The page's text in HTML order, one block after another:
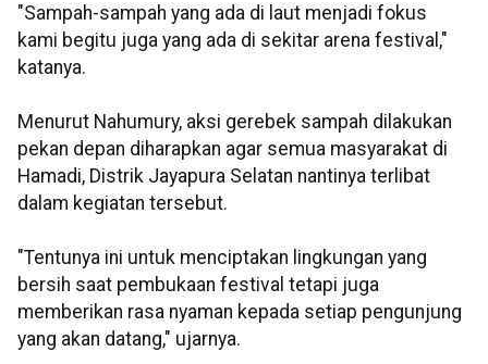
"Sampah-sampah yang ada di laut menjadi fokus
kami begitu juga yang ada di sekitar arena festival,"
katanya.
Menurut Nahumury, aksi gerebek sampah dilakukan
pekan depan diharapkan agar semua masyarakat di
Hamadi, Distrik Jayapura Selatan nantinya terlibat
dalam kegiatan tersebut.
"Tentunya ini untuk menciptakan lingkungan yang
bersih saat pembukaan festival tetapi juga
memberikan rasa nyaman kepada setiap pengunjung
yang akan datang," ujarnya.